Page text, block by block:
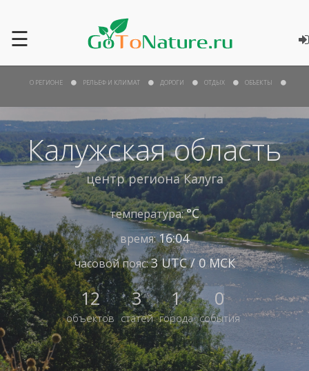
☰
Калужская область
центр регионаКалуга
температура:°С
время:16:04
часовой пояс:3 UTC / 0 МСК
12
объектов
3
статей
1
города
0
события
О РЕГИОНЕ РЕЛЬЕФ И КЛИМАТ ДОРОГИ ОТДЫХ ОБЪЕКТЫ